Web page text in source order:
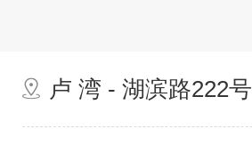
卢 湾 - 湖滨路222号